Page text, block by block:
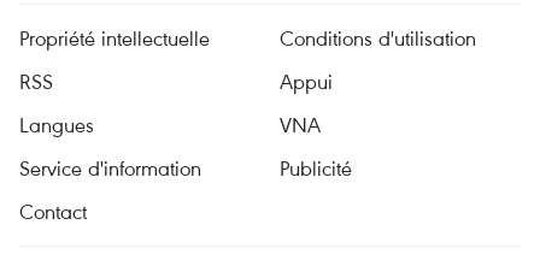
Propriété intellectuelle
Conditions d'utilisation
RSS
Appui
Langues
VNA
Service d'information
Publicité
Contact